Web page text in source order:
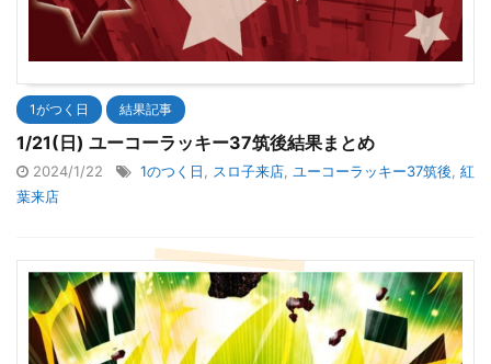
1がつく日 結果記事
1/21(日) ユーコーラッキー37筑後結果まとめ
2024/1/22 1のつく日, スロ子来店, ユーコーラッキー37筑後, 紅
葉来店